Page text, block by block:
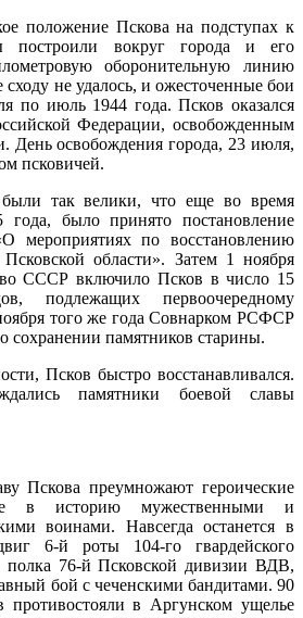
положение Пскова на подступах к
построили вокруг города и его
оборонительную линию
сходу не удалось, и ожесточенные бои
по июль 1944 года. Псков оказался
Федерации, освобожденным
День освобождения города, 23 июля,
псковичей.
так велики, что еще во время
было принято постановление
мероприятиях по восстановлению
области». Затем 1 ноября
СССР включило Псков в число 15
подлежащих первоочередному
того же года Совнарком РСФСР
сохранении памятников старины.
Псков быстро восстанавливался.
памятники боевой славы
Пскова преумножают героические
в историю мужественными и
воинами. Навсегда останется в
6-й роты 104-го гвардейского
полка 76-й Псковской дивизии ВДВ,
бой с чеченскими бандитами. 90
противостояли в Аргунском ущелье